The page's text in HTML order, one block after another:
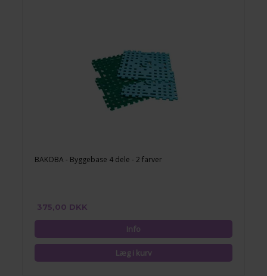
BAKOBA - Byggebase 4 dele - 2 farver
375,00 DKK